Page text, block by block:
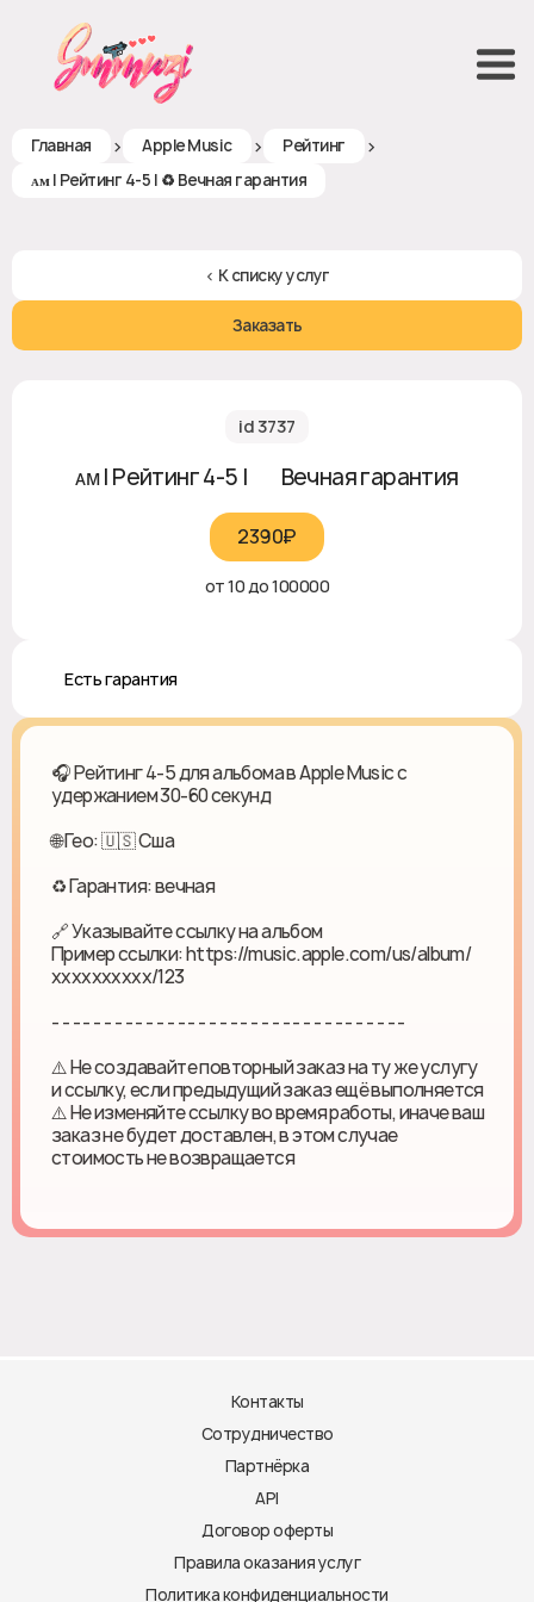
Главная > Apple Music > Рейтинг >
ᴀᴍ | Рейтинг 4-5 | ♻ Вечная гарантия
< К списку услуг
Заказать
id 3737
ᴀᴍ | Рейтинг 4-5 | ♻ Вечная гарантия
2390₽‎
от 10 до 100000
♻️ Есть гарантия
🎧 Рейтинг 4-5 для альбома в Apple Music с
удержанием 30-60 секунд
🌐 Гео: 🇺🇸 Сша
♻ Гарантия: вечная
🔗 Указывайте ссылку на альбом
Пример ссылки: https://music.apple.com/us/album/
хххххххххх/123
- - - - - - - - - - - - - - - - - - - - - - - - - - - - - - - - - -
⚠️ Не создавайте повторный заказ на ту же услугу
и ссылку, если предыдущий заказ ещё выполняется
⚠️ Не изменяйте ссылку во время работы, иначе ваш
заказ не будет доставлен, в этом случае
стоимость не возвращается
Контакты
Сотрудничество
Партнёрка
API
Договор оферты
Правила оказания услуг
Политика конфиденциальности